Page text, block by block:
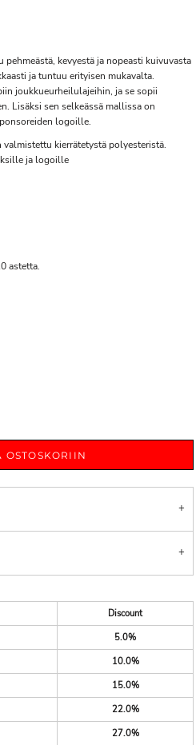
kevyestä ja nopeasti kuivuvasta
ja tuntuu erityisen mukavalta.
joukkueurheilulajeihin, ja se sopii
Lisäksi sen selkeässä mallissa on
logoille.
valmistettu kierrätetystä polyesteristä.
ja logoille
astetta.
OSTOSKORIIN
Discount
5.0%
10.0%
15.0%
22.0%
27.0%